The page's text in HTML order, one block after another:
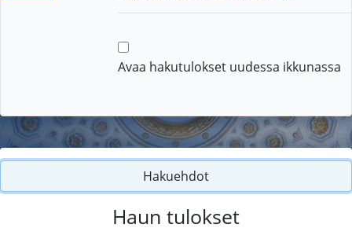
Avaa hakutulokset uudessa ikkunassa
Hakuehdot
Haun tulokset